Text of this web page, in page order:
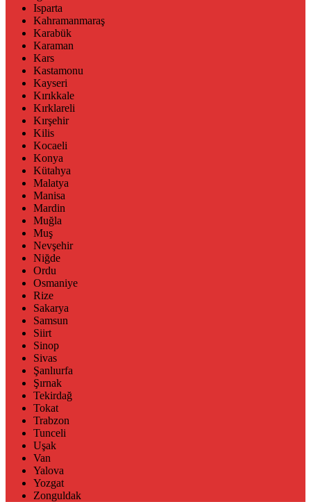
Isparta
Kahramanmaraş
Karabük
Karaman
Kars
Kastamonu
Kayseri
Kırıkkale
Kırklareli
Kırşehir
Kilis
Kocaeli
Konya
Kütahya
Malatya
Manisa
Mardin
Muğla
Muş
Nevşehir
Niğde
Ordu
Osmaniye
Rize
Sakarya
Samsun
Siirt
Sinop
Sivas
Şanlıurfa
Şırnak
Tekirdağ
Tokat
Trabzon
Tunceli
Uşak
Van
Yalova
Yozgat
Zonguldak